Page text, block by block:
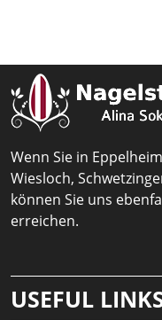
Wenn Sie in
Wiesloch,
können Sie uns
erreichen.
USEFUL